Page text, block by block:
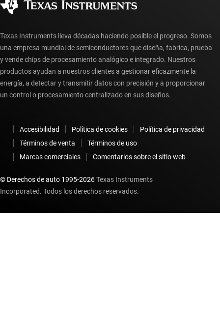
Preguntas frecuentes sobre la cuenta myTI
Texas Instruments lleva décadas haciendo posible el progreso. Somos
una empresa mundial de semiconductores que diseña, fabrica, prueba
y vende chips de procesamiento analógico e integrado. Nuestros
productos ayudan a nuestros clientes a gestionar eficazmente la
energía, a detectar y transmitir datos con precisión y a proporcionar
un control o procesamiento centralizado en sus diseños.
Accesibilidad Política de cookies
Política de privacidad
Términos de venta
Términos de uso
Marcas comerciales
Comentarios sobre el sitio web
© Derechos de auto 1995-2026Texas Instruments
Incorporated. Todos los derechos reservados.